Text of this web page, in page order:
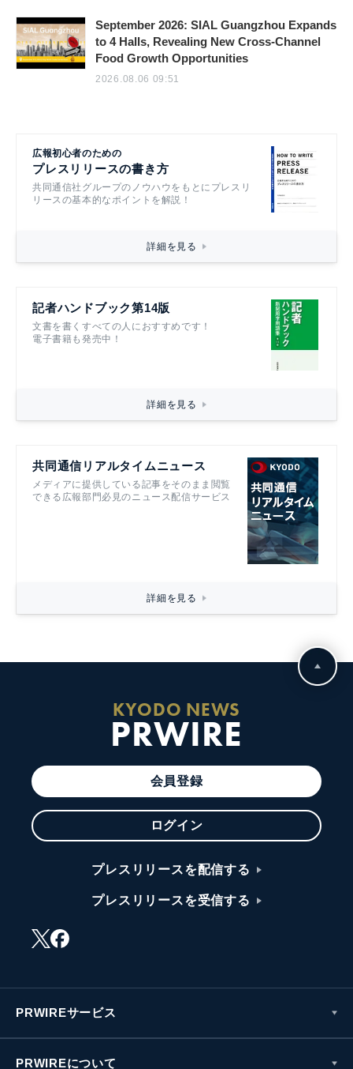
September 2026: SIAL Guangzhou Expands
to 4 Halls, Revealing New Cross-Channel
Food Growth Opportunities
2026.08.06 09:51
広報初心者のための
プレスリリースの書き方
共同通信社グループのノウハウをもとにプレスリ
リースの基本的なポイントを解説！
詳細を見る
記者ハンドブック第14版
文書を書くすべての人におすすめです！
電子書籍も発売中！
詳細を見る
共同通信リアルタイムニュース
メディアに提供している記事をそのまま閲覧
できる広報部門必見のニュース配信サービス
詳細を見る
KYODO NEWS
PRWIRE
会員登録
ログイン
プレスリリースを配信する
プレスリリースを受信する
PRWIREサービス
PRWIREについて